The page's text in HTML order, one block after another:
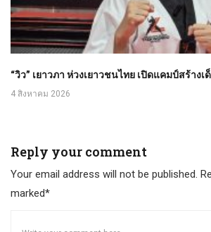
“วิว” เยาวภา ห่วงเยาวชนไทย เปิดแคมป์สร้าง
4 สิงหาคม 2026
Reply your comment
Your email address will not be published.
marked*